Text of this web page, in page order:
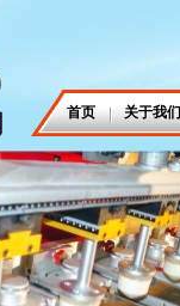
首页 关于我们